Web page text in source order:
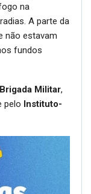
na
A parte da
não estavam
fundos
Brigada Militar,
pelo Instituto-